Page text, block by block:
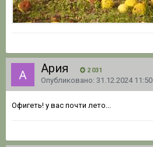
Ария 2 031
Опубликовано: 31.12.2024 11:50
Офигеть! у вас почти лето...